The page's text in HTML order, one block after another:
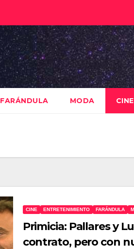
FARÁNDULA MODA CINE
CINE ENTRETENIMIENTO FARÁNDULA
Primicia: Pallares y
contrato, pero con